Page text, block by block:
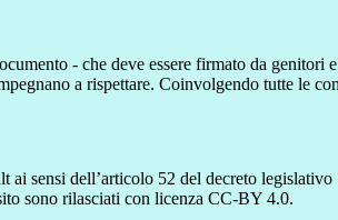
- che deve essere firmato da
a rispettare. Coinvolgendo tutte le
ai sensi dell’articolo 52 del decreto
sono rilasciati con licenza CC-BY 4.0.